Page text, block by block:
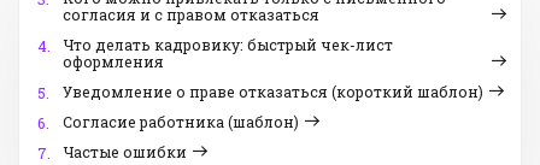
согласия и с правом отказаться
4.
Что делать кадровику: быстрый чек-лист
оформления
5.
Уведомление о праве отказаться (короткий шаблон)
6.
Согласие работника (шаблон)
7.
Частые ошибки